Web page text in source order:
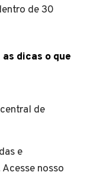
de 30
dicas o que
de
e
nosso